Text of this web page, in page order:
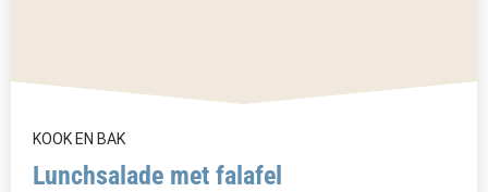
KOOK EN BAK
Lunchsalade met falafel